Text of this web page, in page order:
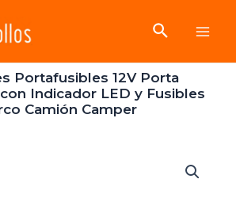
Buscar
Portafusibles 12V Porta
Indicador LED y Fusibles
Camión Camper